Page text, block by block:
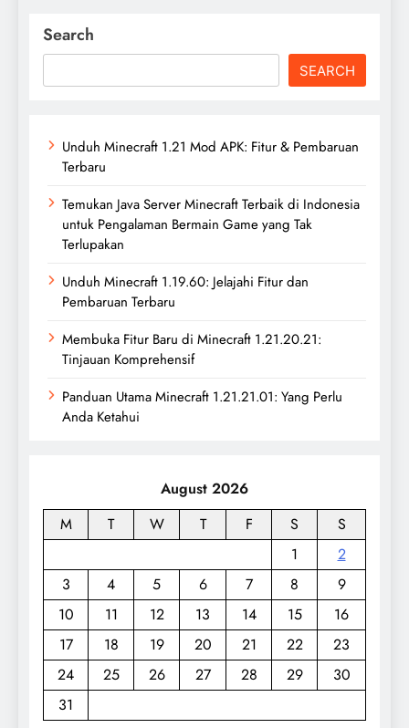
Search
SEARCH
Unduh Minecraft 1.21 Mod APK: Fitur & Pembaruan
Terbaru
Temukan Java Server Minecraft Terbaik di Indonesia
untuk Pengalaman Bermain Game yang Tak
Terlupakan
Unduh Minecraft 1.19.60: Jelajahi Fitur dan
Pembaruan Terbaru
Membuka Fitur Baru di Minecraft 1.21.20.21:
Tinjauan Komprehensif
Panduan Utama Minecraft 1.21.21.01: Yang Perlu
Anda Ketahui
August 2026
M
T W T F S
S
1
2
3
4 5 6 7 8
9
10
11 12 13 14 15
16
17
18 19 20 21 22
23
24
25 26 27 28 29
30
31